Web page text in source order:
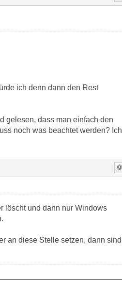
ich denn dann den Rest
gelesen, dass man einfach den
noch was beachtet werden? Ich
löscht und dann nur Windows
an diese Stelle setzen, dann sind